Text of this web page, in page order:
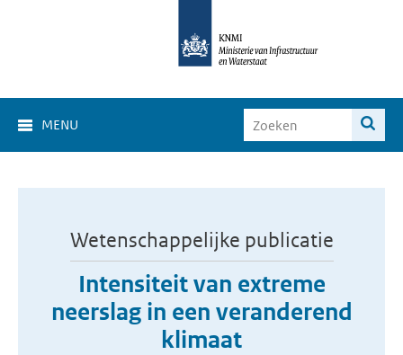
MENU
Wetenschappelijke publicatie
Intensiteit van extreme
neerslag in een veranderend
klimaat